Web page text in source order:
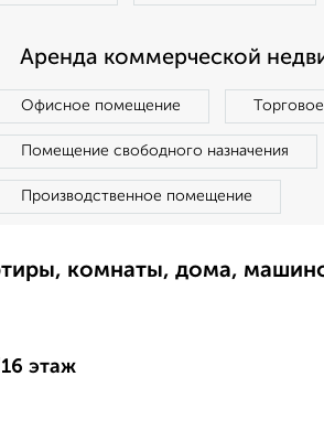
Аренда коммерческой
Офисное помещение
Помещение свободного назначения
Производственное помещение
комнаты, дома,
этаж